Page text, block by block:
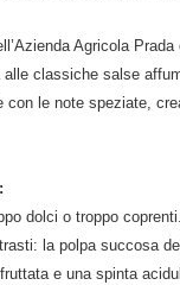
Agricola
alle classiche salse
con le note speziate,
dolci o troppo
la polpa succosa
e una spinta